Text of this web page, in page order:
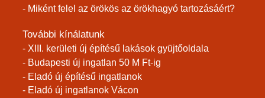
- Miként felel az örökös az örökhagyó tartozásáért?
További kínálatunk
- XIII. kerületi új építésű lakások gyüjtőoldala
- Budapesti új ingatlan 50 M Ft-ig
- Eladó új építésű ingatlanok
- Eladó új ingatlanok Vácon